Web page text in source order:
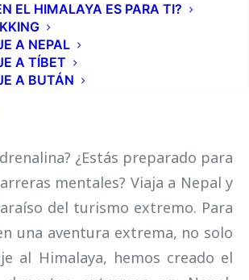
EL HIMALAYA ES PARA TI?
A NEPAL
A TÍBET
A BUTÁN
EXTREMOS EN
NEPAL
¿Estás preparado para
mentales? Viaja a Nepal y
del turismo extremo. Para
una aventura extrema, no solo
al Himalaya, hemos creado el